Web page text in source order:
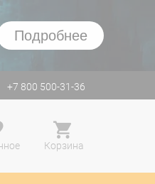
Подробнее
+7 800 500-31-36
Корзина